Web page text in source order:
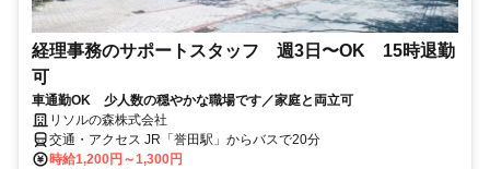
経理事務のサポートスタッフ 週3日〜OK 15時退勤
可
車通勤OK 少人数の穏やかな職場です／家庭と両立可
リソルの森株式会社
交通・アクセス JR「誉田駅」からバスで20分
時給1,200円～1,300円